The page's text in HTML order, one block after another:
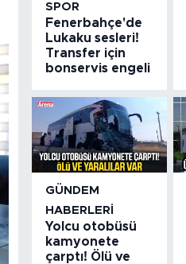
SPOR
Fenerbahçe'de
Lukaku sesleri!
Transfer için
bonservis engeli
GÜNDEM
HABERLERI
Yolcu otobüsü
kamyonete
çarptı! Ölü ve